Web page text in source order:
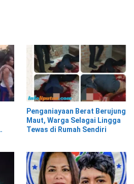
Penganiayaan Berat Berujung
Maut, Warga Selagai Lingga
Tewas di Rumah Sendiri